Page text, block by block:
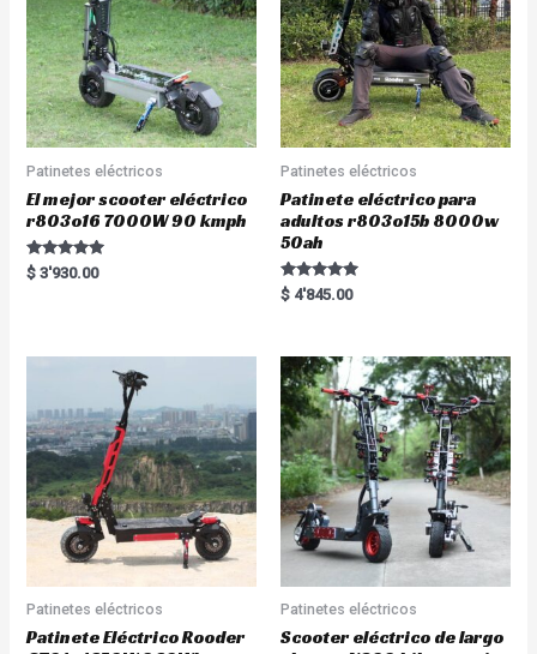
Patinetes eléctricos
El mejor scooter eléctrico
r803o16 7000W 90 kmph
Rated
5.00
$ 3'930.00
Patinetes eléctricos
Patinete eléctrico para
adultos r803o15b 8000w
50ah
Rated
5.00
$ 4'845.00
Patinetes eléctricos
Patinete Eléctrico Rooder
Patinetes eléctricos
Scooter eléctrico de largo